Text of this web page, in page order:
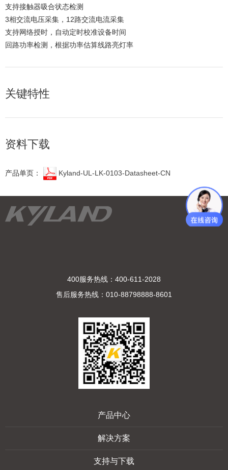
支持接触器吸合状态检测
3相交流电压采集，12路交流电流采集
支持网络授时，自动定时校准设备时间
回路功率检测，根据功率估算线路亮灯率
关键特性
资料下载
产品单页： Kyland-UL-LK-0103-Datasheet-CN
400服务热线：400-611-2028
售后服务热线：010-88798888-8601
产品中心
解决方案
支持与下载